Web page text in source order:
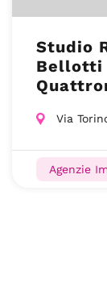
Studio
Bellotti
Via
Agenzie